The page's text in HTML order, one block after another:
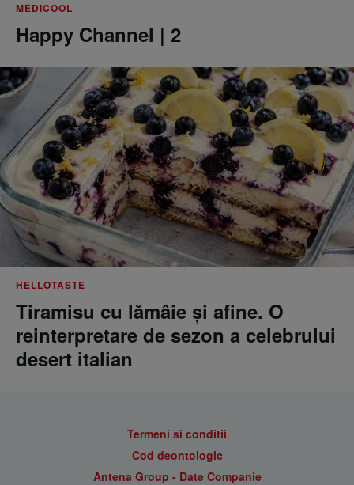
MEDICOOL
Happy Channel | 2
HELLOTASTE
Tiramisu cu lămâie și afine. O
reinterpretare de sezon a celebrului
desert italian
Termeni si conditii
Cod deontologic
Antena Group - Date Companie